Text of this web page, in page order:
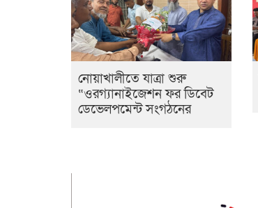
নোয়াখালীতে যাত্রা শুরু
“ওরগ্যানাইজেশন ফর ডিবেট
ডেভেলপমেন্ট সংগঠনের